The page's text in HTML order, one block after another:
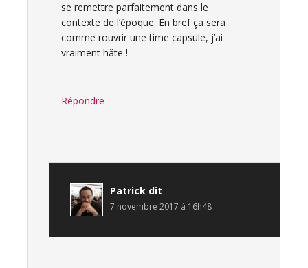
se remettre parfaitement dans le
contexte de l’époque. En bref ça sera
comme rouvrir une time capsule, j’ai
vraiment hâte !
Répondre
Patrick dit
7 novembre 2017 à 16h48